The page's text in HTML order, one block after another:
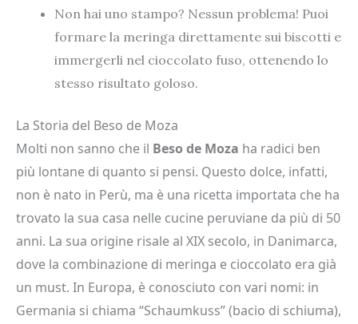
Non hai uno stampo? Nessun problema! Puoi
formare la meringa direttamente sui biscotti e
immergerli nel cioccolato fuso, ottenendo lo
stesso risultato goloso.
La Storia del Beso de Moza
Molti non sanno che il Beso de Moza ha radici ben
più lontane di quanto si pensi. Questo dolce, infatti,
non è nato in Perù, ma è una ricetta importata che ha
trovato la sua casa nelle cucine peruviane da più di 50
anni. La sua origine risale al XIX secolo, in Danimarca,
dove la combinazione di meringa e cioccolato era già
un must. In Europa, è conosciuto con vari nomi: in
Germania si chiama “Schaumkuss” (bacio di schiuma),